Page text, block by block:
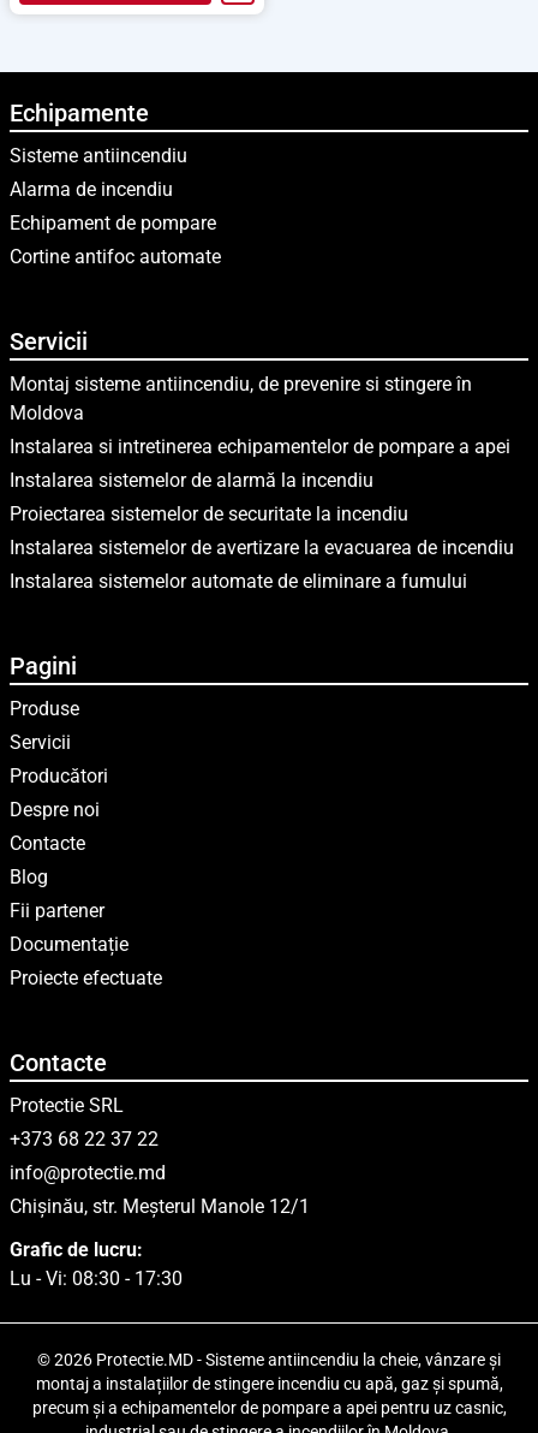
Echipamente
Sisteme antiincendiu
Alarma de incendiu
Echipament de pompare
Cortine antifoc automate
Servicii
Montaj sisteme antiincendiu, de prevenire si stingere în
Moldova
Instalarea si intretinerea echipamentelor de pompare a apei
Instalarea sistemelor de alarmă la incendiu
Proiectarea sistemelor de securitate la incendiu
Instalarea sistemelor de avertizare la evacuarea de incendiu
Instalarea sistemelor automate de eliminare a fumului
Pagini
Produse
Servicii
Producători
Despre noi
Contacte
Blog
Fii partener
Documentație
Proiecte efectuate
Contacte
Protectie SRL
+373 68 22 37 22
info@protectie.md
Chișinău, str. Meșterul Manole 12/1
Grafic de lucru:
Lu - Vi: 08:30 - 17:30
© 2026 Protectie.MD - Sisteme antiincendiu la cheie, vânzare și
montaj a instalațiilor de stingere incendiu cu apă, gaz și spumă,
precum și a echipamentelor de pompare a apei pentru uz casnic,